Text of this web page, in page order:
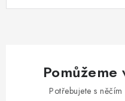
Pomůžeme
Potřebujete s